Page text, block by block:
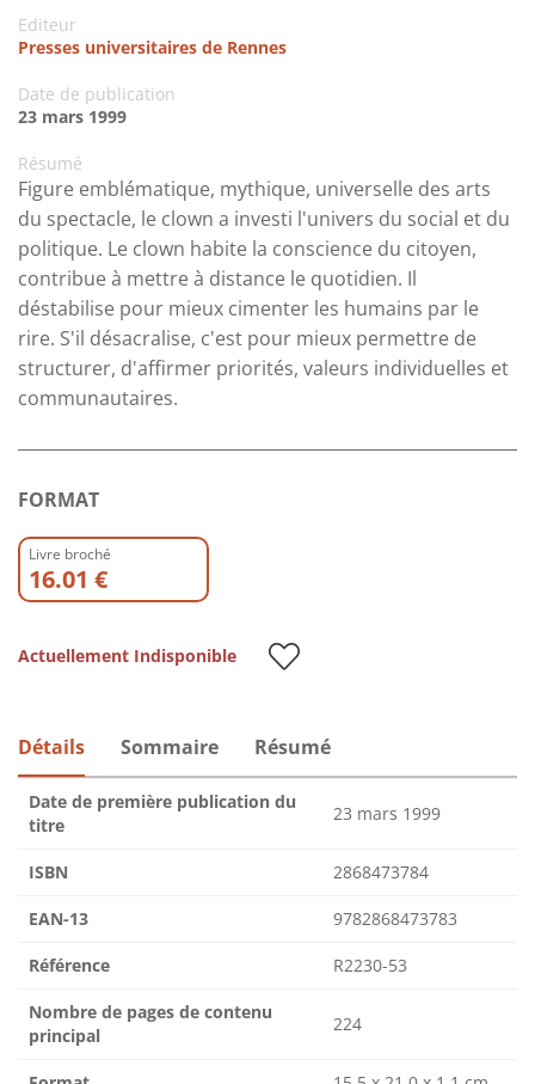
Editeur
Presses universitaires de Rennes
Date de publication
23 mars 1999
Résumé
Figure emblématique, mythique, universelle des arts
du spectacle, le clown a investi l'univers du social et du
politique. Le clown habite la conscience du citoyen,
contribue à mettre à distance le quotidien. Il
déstabilise pour mieux cimenter les humains par le
rire. S'il désacralise, c'est pour mieux permettre de
structurer, d'affirmer priorités, valeurs individuelles et
communautaires.
FORMAT
Livre broché
16.01 €
Actuellement Indisponible
Détails Sommaire Résumé
Date de première publication du
titre
23 mars 1999
ISBN 2868473784
EAN-13 9782868473783
Référence R2230-53
Nombre de pages de contenu
principal
224